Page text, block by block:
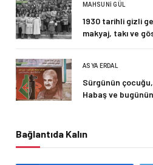
MAHSUNI GÜL
1930 tarihli gizli
makyaj, takı ve
ASYA ERDAL
Sürgünün
Habaş ve
Bağlantıda Kalın